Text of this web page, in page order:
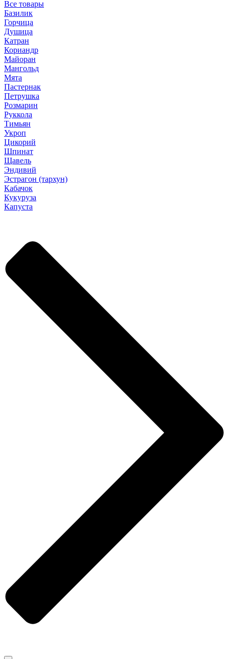
Все товары
Базилик
Горчица
Душица
Катран
Кориандр
Майоран
Мангольд
Мята
Пастернак
Петрушка
Розмарин
Руккола
Тимьян
Укроп
Цикорий
Шпинат
Щавель
Эндивий
Эстрагон (тархун)
Кабачок
Кукуруза
Капуста